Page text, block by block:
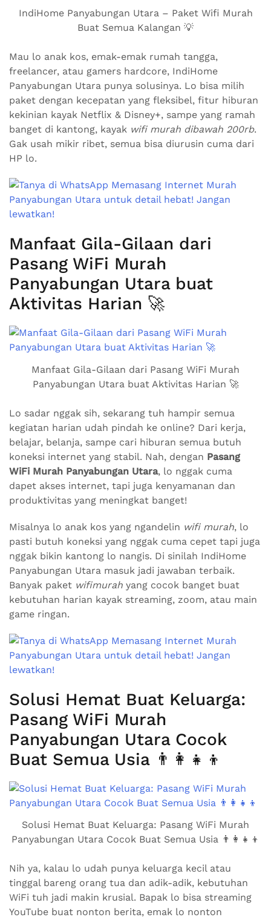
IndiHome Panyabungan Utara – Paket Wifi Murah
Buat Semua Kalangan 💡
Mau lo anak kos, emak-emak rumah tangga,
freelancer, atau gamers hardcore, IndiHome
Panyabungan Utara punya solusinya. Lo bisa milih
paket dengan kecepatan yang fleksibel, fitur hiburan
kekinian kayak Netflix & Disney+, sampe yang ramah
banget di kantong, kayak wifi murah dibawah 200rb.
Gak usah mikir ribet, semua bisa diurusin cuma dari
HP lo.
Manfaat Gila-Gilaan dari
Pasang WiFi Murah
Panyabungan Utara buat
Aktivitas Harian 🚀
Manfaat Gila-Gilaan dari Pasang WiFi Murah
Panyabungan Utara buat Aktivitas Harian 🚀
Lo sadar nggak sih, sekarang tuh hampir semua
kegiatan harian udah pindah ke online? Dari kerja,
belajar, belanja, sampe cari hiburan semua butuh
koneksi internet yang stabil. Nah, dengan Pasang
WiFi Murah Panyabungan Utara, lo nggak cuma
dapet akses internet, tapi juga kenyamanan dan
produktivitas yang meningkat banget!
Misalnya lo anak kos yang ngandelin wifi murah, lo
pasti butuh koneksi yang nggak cuma cepet tapi juga
nggak bikin kantong lo nangis. Di sinilah IndiHome
Panyabungan Utara masuk jadi jawaban terbaik.
Banyak paket wifimurah yang cocok banget buat
kebutuhan harian kayak streaming, zoom, atau main
game ringan.
Solusi Hemat Buat Keluarga:
Pasang WiFi Murah
Panyabungan Utara Cocok
Buat Semua Usia 👨‍👩‍👧‍👦
Solusi Hemat Buat Keluarga: Pasang WiFi Murah
Panyabungan Utara Cocok Buat Semua Usia 👨‍👩‍👧‍👦
Nih ya, kalau lo udah punya keluarga kecil atau
tinggal bareng orang tua dan adik-adik, kebutuhan
WiFi tuh jadi makin krusial. Bapak lo bisa streaming
YouTube buat nonton berita, emak lo nonton